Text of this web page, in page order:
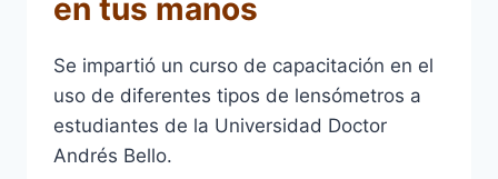
en tus manos
Se impartió un curso de capacitación en el
uso de diferentes tipos de lensómetros a
estudiantes de la Universidad Doctor
Andrés Bello.